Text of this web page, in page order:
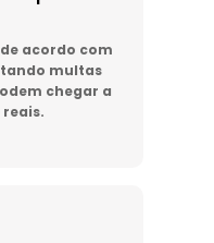
acordo com
multas
chegar a
reais.